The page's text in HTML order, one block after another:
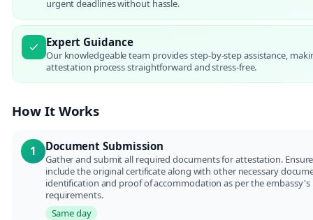
urgent deadlines without hassle.
Expert Guidance
Our knowledgeable team provides step-by-step assistance,
attestation process straightforward and stress-free.
How It Works
1 Document Submission
Gather and submit all required documents for attestation.
include the original certificate along with other necessary
identification and proof of accommodation as per the embassy's
requirements.
Same day